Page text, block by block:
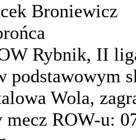
Broniewicz
Rybnik, II
podstawowym
Wola,
mecz ROW-u: